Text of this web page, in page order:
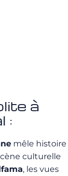
à
:
mêle histoire
culturelle
, les vues